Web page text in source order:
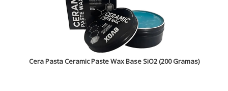
Cera Pasta Ceramic Paste Wax Base SiO2 (200 Gramas)